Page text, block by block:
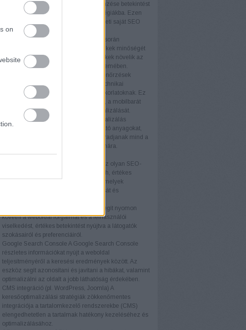
on
VersenyelemzésA versenytársak elemzése betekintést
nyújt a piaci trendekbe és sikeres stratégiákba. Ezen
információk felhasználásával fejlesztheti saját SEO
stratégiáját és versenyelőnyhöz juthat.
Backlink elemzés
A backlink elemzés során
megvizsgáljuk a weboldalra mutató linkek minőségét
és mennyiségét. A kiváló minőségű linkek növelik az
oldal hitelességét a keresőmotorok szemében.
A technikai ellenőrzések
biztosítják, hogy a weboldal minden technikai
szempontja megfeleljen a legjobb gyakorlatoknak. Ez
magában foglalja a betöltési sebesség, a mobilbarát
kialakítás és az indexelhetőség optimalizálását.
Tartalomoptimalizálás
A tartalomoptimalizálás
folyamatosan javítja az oldalon található anyagokat,
hogy azok relevánsak és vonzóak maradjanak mind a
látogatók, mind a keresőmotorok számára.
Technológiák
Az olyan SEO-
eszközök, mint az Ahrefs és a SEMrush, értékes
adatokat és elemzéseket nyújtanak, amelyek
támogatják a SEO stratégiák kialakítását és
A Google Analytics segít nyomon
követni a weboldal forgalmát és a felhasználói
viselkedést, értékes betekintést nyújtva a látogatók
szokásairól és preferenciáiról.
Google Search Console A Google Search Console
részletes információkat nyújt a weboldal
teljesítményéről a keresési eredmények között. Az
eszköz segít azonosítani és javítani a hibákat, valamint
optimalizálni az oldalt a jobb láthatóság érdekében.
CMS integráció (pl. WordPress, Joomla) A
keresőoptimalizálási stratégiák zökkenőmentes
integrációja a tartalomkezelő rendszerekbe (CMS)
elengedhetetlen a tartalmak hatékony kezeléséhez és
optimalizálásához.